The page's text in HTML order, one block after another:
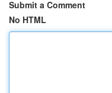
Submit a Comment
No HTML